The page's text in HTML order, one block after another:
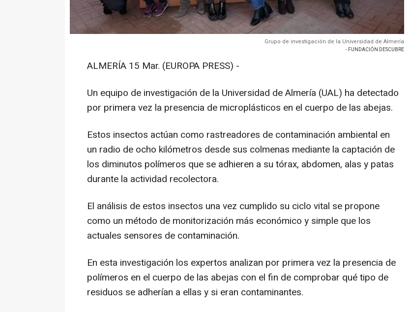
Grupo de investigación de la Universidad de Almería
- FUNDACIÓN DESCUBRE
ALMERÍA 15 Mar. (EUROPA PRESS) -
Un equipo de investigación de la Universidad de Almería (UAL) ha detectado
por primera vez la presencia de microplásticos en el cuerpo de las abejas.
Estos insectos actúan como rastreadores de contaminación ambiental en
un radio de ocho kilómetros desde sus colmenas mediante la captación de
los diminutos polímeros que se adhieren a su tórax, abdomen, alas y patas
durante la actividad recolectora.
El análisis de estos insectos una vez cumplido su ciclo vital se propone
como un método de monitorización más económico y simple que los
actuales sensores de contaminación.
En esta investigación los expertos analizan por primera vez la presencia de
polímeros en el cuerpo de las abejas con el fin de comprobar qué tipo de
residuos se adherían a ellas y si eran contaminantes.